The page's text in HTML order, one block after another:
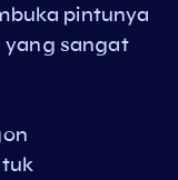
pintunya
yang sangat